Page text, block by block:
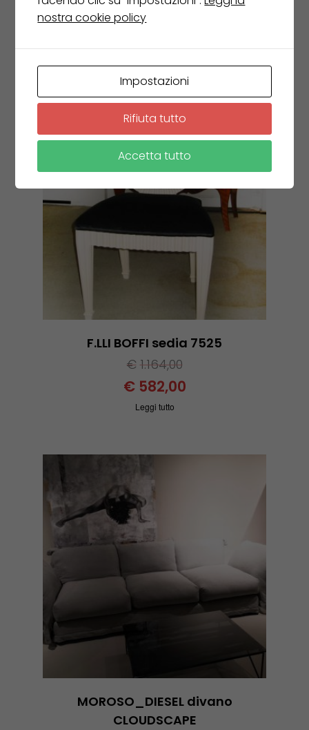
€ 1.560,00
€936,00
Leggi tutto
F.LLI BOFFI sedia 7525
€ 1.164,00
€ 582,00
Leggi tutto
MOROSO_DIESEL divano
CLOUDSCAPE
nostra cookie policy
Impostazioni
Rifiuta tutto
Accetta tutto